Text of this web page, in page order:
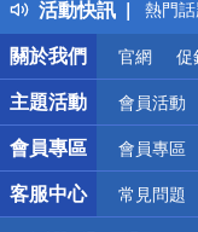
活動快訊
熱門
銀行
偏遠
詐騙
關於我們
官網 促
主題活動 會員活動
會員專區 會員專區
客服中心 常見問題